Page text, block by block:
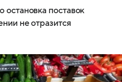
поставок
не отразится